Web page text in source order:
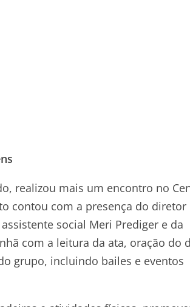
realizou mais um encontro no
contou com a presença do diretor
social Meri Prediger e da
com a leitura da ata, oração do
grupo, incluindo bailes e eventos